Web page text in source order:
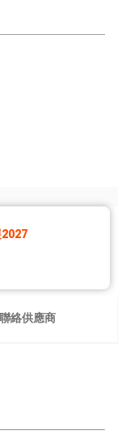
聯絡供應商